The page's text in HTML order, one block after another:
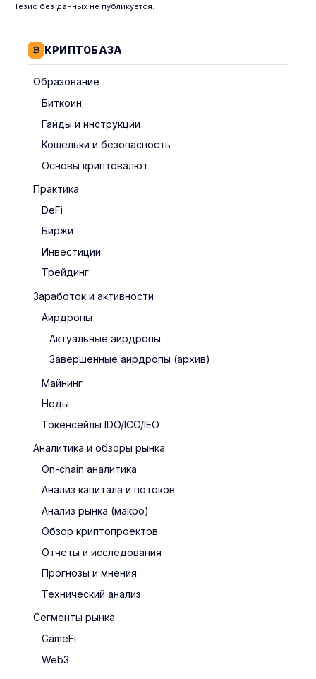
Тезис без данных не публикуется.
КРИПТОБАЗА
Образование
Биткоин
Гайды и инструкции
Кошельки и безопасность
Основы криптовалют
Практика
DeFi
Биржи
Инвестиции
Трейдинг
Заработок и активности
Аирдропы
Актуальные аирдропы
Завершенные аирдропы (архив)
Майнинг
Ноды
Токенсейлы IDO/ICO/IEO
Аналитика и обзоры рынка
On-chain аналитика
Анализ капитала и потоков
Анализ рынка (макро)
Обзор криптопроектов
Отчеты и исследования
Прогнозы и мнения
Технический анализ
Сегменты рынка
GameFi
Web3